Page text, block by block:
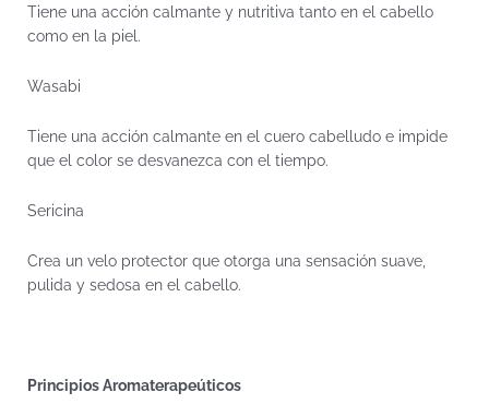
Tiene una acción calmante y nutritiva tanto en el cabello
como en la piel.
Wasabi
Tiene una acción calmante en el cuero cabelludo e impide
que el color se desvanezca con el tiempo.
Sericina
Crea un velo protector que otorga una sensación suave,
pulida y sedosa en el cabello.
Principios Aromaterapeúticos